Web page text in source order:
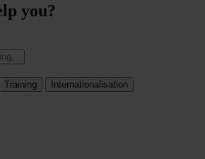
you?
Training Internationalisation